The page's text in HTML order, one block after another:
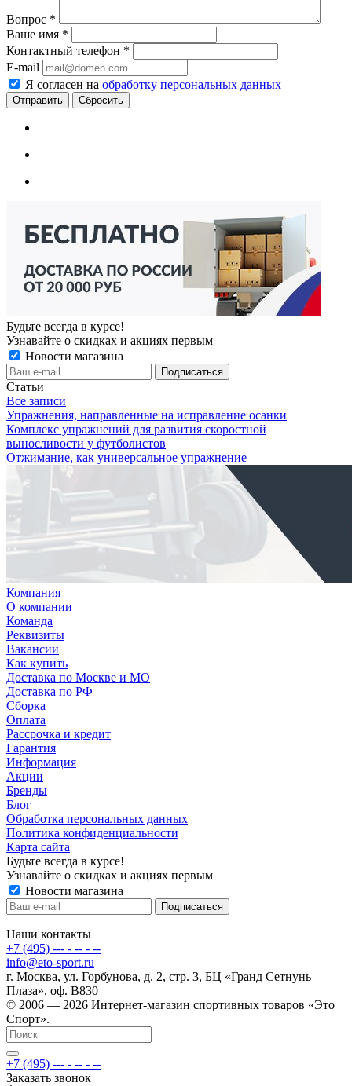
Вопрос *
Ваше имя *
Контактный телефон *
E-mail
Я согласен на обработку персональных данных
Сбросить
Будьте всегда в курсе!
Узнавайте о скидках и акциях первым
Новости магазина
Статьи
Все записи
Упражнения, направленные на исправление осанки
Комплекс упражнений для развития скоростной
выносливости у футболистов
Отжимание, как универсальное упражнение
Компания
О компании
Команда
Реквизиты
Вакансии
Как купить
Доставка по Москве и МО
Доставка по РФ
Сборка
Оплата
Рассрочка и кредит
Гарантия
Информация
Акции
Бренды
Блог
Обработка персональных данных
Политика конфиденциальности
Карта сайта
Будьте всегда в курсе!
Узнавайте о скидках и акциях первым
Новости магазина
Наши контакты
+7 (495) --- - -- - --
info@eto-sport.ru
г. Москва, ул. Горбунова, д. 2, стр. 3, БЦ «Гранд Сетнунь
Плаза», оф. В830
© 2006 — 2026 Интернет-магазин спортивных товаров «Это
Спорт».
+7 (495) --- - -- - --
Заказать звонок